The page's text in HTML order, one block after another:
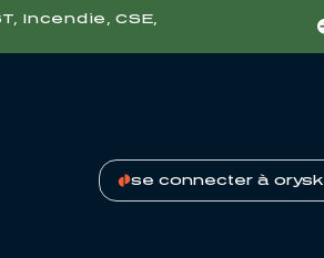
Incendie, CSE,
se connecter à orysk